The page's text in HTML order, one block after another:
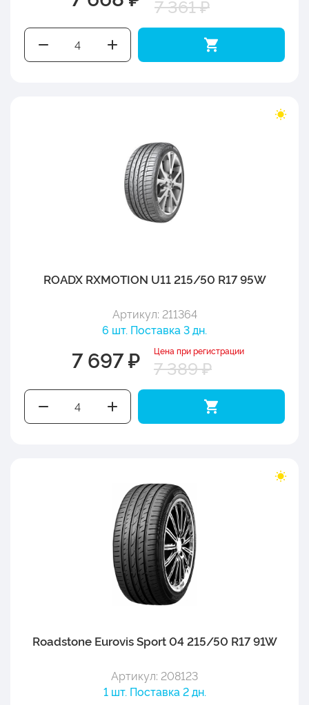
7 361 ₽
ROADX RXMOTION U11 215/50 R17 95W
Артикул: 211364
6 шт. Поставка 3 дн.
7 697 ₽ Цена при регистрации
7 389 ₽
Roadstone Eurovis Sport 04 215/50 R17 91W
Артикул: 208123
1 шт. Поставка 2 дн.